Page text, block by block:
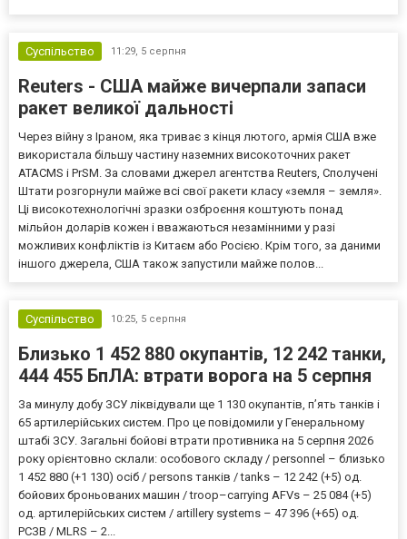
Суспільство
11:29, 5 серпня
Reuters - США майже вичерпали запаси
ракет великої дальності
Через війну з Іраном, яка триває з кінця лютого, армія США вже
використала більшу частину наземних високоточних ракет
ATACMS і PrSM. За словами джерел агентства Reuters, Сполучені
Штати розгорнули майже всі свої ракети класу «земля – земля».
Ці високотехнологічні зразки озброєння коштують понад
мільйон доларів кожен і вважаються незамінними у разі
можливих конфліктів із Китаєм або Росією. Крім того, за даними
іншого джерела, США також запустили майже полов...
Суспільство 10:25, 5 серпня
Близько 1 452 880 окупантів, 12 242 танки,
444 455 БпЛА: втрати ворога на 5 серпня
За минулу добу ЗСУ ліквідували ще 1 130 окупантів, пʼять танків і
65 артилерійських систем. Про це повідомили у Генеральному
штабі ЗСУ. Загальні бойові втрати противника на 5 серпня 2026
року орієнтовно склали: особового складу / personnel – близько
1 452 880 (+1 130) осіб / persons танків / tanks – 12 242 (+5) од.
бойових броньованих машин / troop–carrying AFVs – 25 084 (+5)
од. артилерійських систем / artillery systems – 47 396 (+65) од.
РСЗВ / MLRS – 2...